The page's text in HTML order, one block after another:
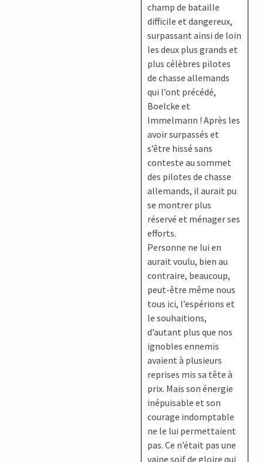
champ de bataille
difficile et dangereux,
surpassant ainsi de loin
les deux plus grands et
plus célèbres pilotes
de chasse allemands
qui l’ont précédé,
Boelcke et
Immelmann ! Après les
avoir surpassés et
s’être hissé sans
conteste au sommet
des pilotes de chasse
allemands, il aurait pu
se montrer plus
réservé et ménager ses
efforts.
Personne ne lui en
aurait voulu, bien au
contraire, beaucoup,
peut-être même nous
tous ici, l’espérions et
le souhaitions,
d’autant plus que nos
ignobles ennemis
avaient à plusieurs
reprises mis sa tête à
prix. Mais son énergie
inépuisable et son
courage indomptable
ne le lui permettaient
pas. Ce n’était pas une
vaine soif de gloire qui